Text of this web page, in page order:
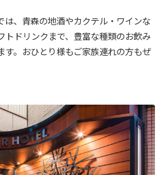
は、青森の地酒やカクテル・ワインな
トドリンクまで、豊富な種類のお飲み
す。おひとり様もご家族連れの方もぜ